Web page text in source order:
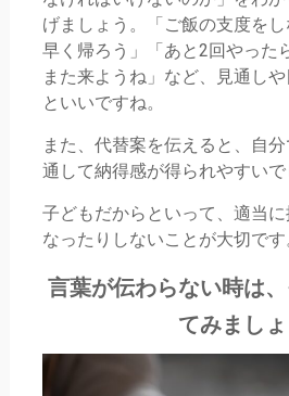
げましょう。「ご飯の支度をし
早く帰ろう」「あと2回やった
また来ようね」など、見通し
といいですね。
また、代替案を伝えると、自
通して納得感が得られやすいで
子どもだからといって、適当
なったりしないことが大切です
言葉が伝わらない時は
てみましょ